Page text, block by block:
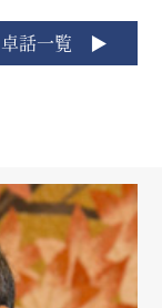
卓話一覧